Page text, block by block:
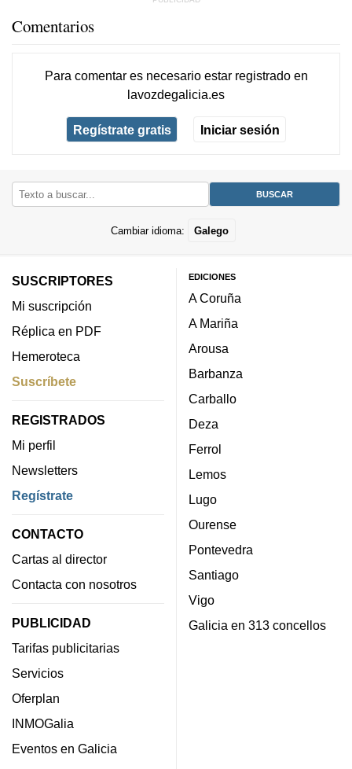
Comentarios
Para comentar es necesario estar registradoen
lavozdegalicia.es
Regístrate gratis Iniciar sesión
Cambiar idioma: Galego
SUSCRIPTORES
Mi suscripción
Réplica en PDF
Hemeroteca
Suscríbete
REGISTRADOS
Mi perfil
Newsletters
Regístrate
CONTACTO
Cartas al director
Contacta con nosotros
PUBLICIDAD
Tarifas publicitarias
Servicios
Oferplan
INMOGalia
Eventos en Galicia
EDICIONES
A Coruña
A Mariña
Arousa
Barbanza
Carballo
Deza
Ferrol
Lemos
Lugo
Ourense
Pontevedra
Santiago
Vigo
Galicia en 313 concellos